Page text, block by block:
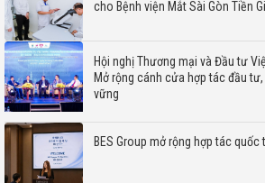
cho Bệnh viện Mắt Sài Gòn Tiền
Hội nghị Thương mại và Đầu tư
Mở rộng cánh cửa hợp tác đầu
vững
BES Group mở rộng hợp tác quốc